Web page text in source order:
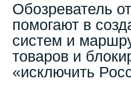
Обозреватель
помогают в
систем и
товаров и
«исключить